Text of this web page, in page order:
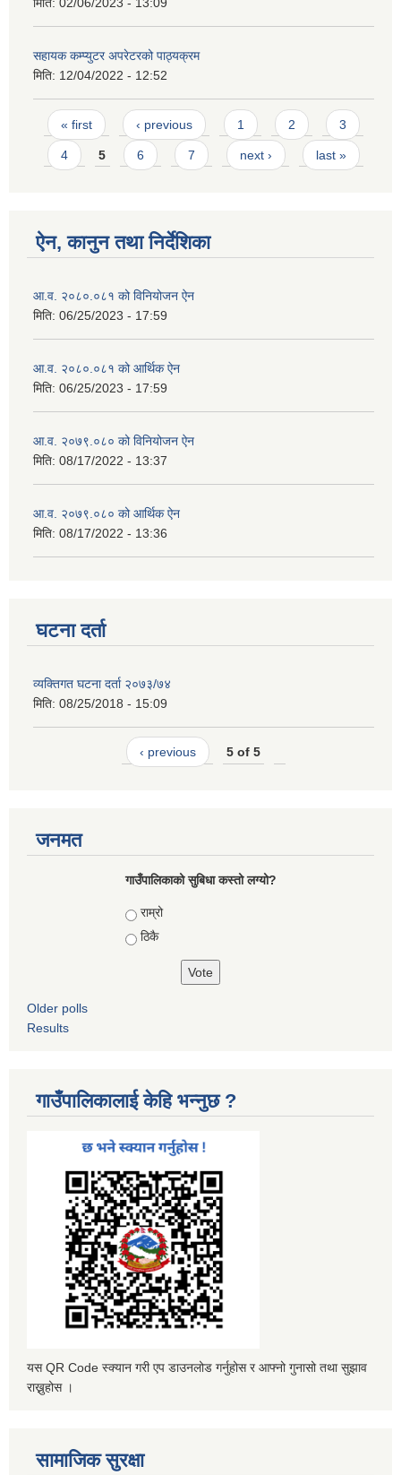
मिति: 02/06/2023 - 13:09
सहायक कम्प्युटर अपरेटरको पाठ्यक्रम
मिति: 12/04/2022 - 12:52
Pages
« first ‹ previous 1 2 3
4 5 6 7 next › last »
ऐन, कानुन तथा निर्देशिका
आ.व. २०८०.०८१ को विनियोजन ऐन
मिति: 06/25/2023 - 17:59
आ.व. २०८०.०८१ को आर्थिक ऐन
मिति: 06/25/2023 - 17:59
आ.व. २०७९.०८० को विनियोजन ऐन
मिति: 08/17/2022 - 13:37
आ.व. २०७९.०८० को आर्थिक ऐन
मिति: 08/17/2022 - 13:36
घटना दर्ता
व्यक्तिगत घटना दर्ता २०७३/७४
मिति: 08/25/2018 - 15:09
‹ previous 5 of 5
जनमत
गाउँपालिकाको सुबिधा कस्तो लग्यो?
Choices
राम्रो
ठिकै
Older polls
Results
गाउँपालिकालाई केहि भन्नुछ ?
यस QR Code स्क्यान गरी एप डाउनलोड गर्नुहोस र आफ्नो गुनासो तथा सुझाव
राख्नुहोस ।
सामाजिक सुरक्षा